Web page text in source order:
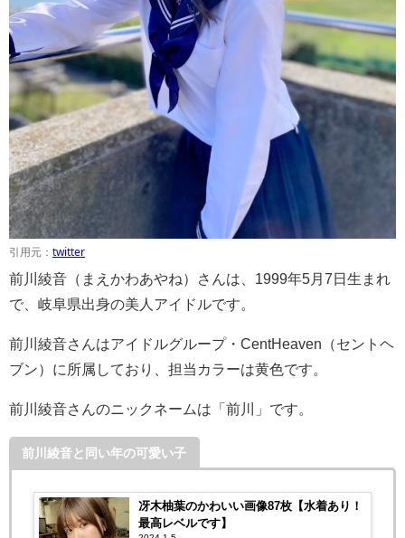
引用元： twitter
前川綾音（まえかわあやね）さんは、1999年5月7日生まれ
で、岐阜県出身の美人アイドルです。
前川綾音さんはアイドルグループ・CentHeaven（セントヘ
ブン）に所属しており、担当カラーは黄色です。
前川綾音さんのニックネームは「前川」です。
前川綾音と同い年の可愛い子
冴木柚葉のかわいい画像87枚【水着あり！
最高レベルです】